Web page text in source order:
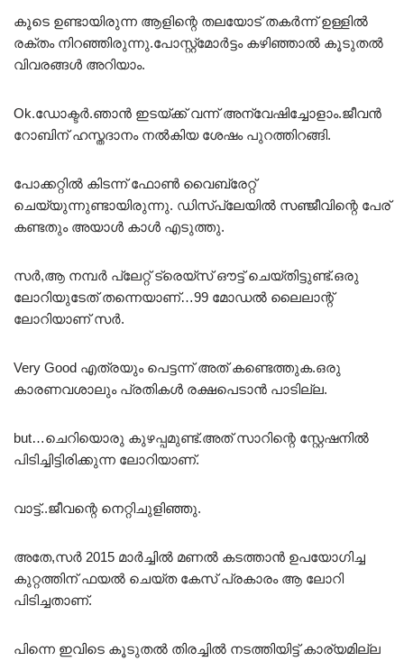
കൂടെ ഉണ്ടായിരുന്ന ആളിന്റെ തലയോട് തകർന്ന് ഉള്ളിൽ
രക്തം നിറഞ്ഞിരുന്നു.പോസ്റ്റ്‌മോർട്ടം കഴിഞ്ഞാൽ കൂടുതൽ
വിവരങ്ങൾ അറിയാം.
Ok.ഡോക്ടർ.ഞാൻ ഇടയ്ക്ക് വന്ന്‌ അന്വേഷിച്ചോളാം.ജീവൻ
റോബിന് ഹസ്തദാനം നൽകിയ ശേഷം പുറത്തിറങ്ങി.
പോക്കറ്റിൽ കിടന്ന് ഫോൺ വൈബ്രേറ്റ്
ചെയ്യുന്നുണ്ടായിരുന്നു. ഡിസ്പ്ലേയിൽ സഞ്ജീവിന്റെ പേര്
കണ്ടതും അയാൾ കാൾ എടുത്തു.
സർ,ആ നമ്പർ പ്ലേറ്റ് ട്രെയ്‌സ് ഔട്ട്‌ ചെയ്തിട്ടുണ്ട്.ഒരു
ലോറിയുടേത് തന്നെയാണ്…99 മോഡൽ ലൈലാന്റ്
ലോറിയാണ് സർ.
Very Good എത്രയും പെട്ടന്ന് അത് കണ്ടെത്തുക.ഒരു
കാരണവശാലും പ്രതികൾ രക്ഷപെടാൻ പാടില്ല.
but…ചെറിയൊരു കുഴപ്പമുണ്ട്.അത് സാറിന്റെ സ്റ്റേഷനിൽ
പിടിച്ചിട്ടിരിക്കുന്ന ലോറിയാണ്.
വാട്ട്‌..ജീവന്റെ നെറ്റിചുളിഞ്ഞു.
അതേ,സർ 2015 മാർച്ചിൽ മണൽ കടത്താൻ ഉപയോഗിച്ച
കുറ്റത്തിന് ഫയൽ ചെയ്ത കേസ് പ്രകാരം ആ ലോറി
പിടിച്ചതാണ്.
പിന്നെ ഇവിടെ കൂടുതൽ തിരച്ചിൽ നടത്തിയിട്ട് കാര്യമില്ല